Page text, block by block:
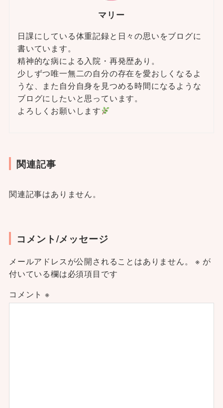
マリー
日課にしている体重記録と日々の思いをブログに
書いています。
精神的な病による入院・再発歴あり。
少しずつ唯一無二の自分の存在を愛おしくなるよ
うな、また自分自身を見つめる時間になるような
ブログにしたいと思っています。
よろしくお願いします
関連記事
関連記事はありません。
コメント/メッセージ
メールアドレスが公開されることはありません。 ※ が
付いている欄は必須項目です
コメント ※